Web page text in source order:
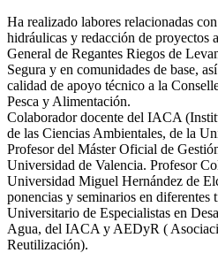
Ha realizado labores relacionadas
hidráulicas y redacción de proyectos
General de Regantes Riegos de
Segura y en comunidades de base,
calidad de apoyo técnico a la
Pesca y Alimentación.
Colaborador docente del IACA
de las Ciencias Ambientales, de la
Profesor del Máster Oficial de
Universidad de Valencia. Profesor
Universidad Miguel Hernández de
ponencias y seminarios en
Universitario de Especialistas en
Agua, del IACA y AEDyR (
Reutilización).